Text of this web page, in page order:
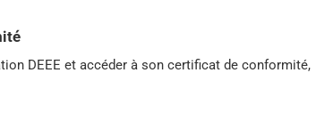
DEEE et accéder à son certificat de conformité,